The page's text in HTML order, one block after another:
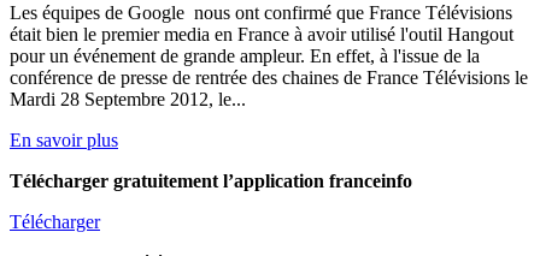
Les équipes de Google nous ont confirmé que France Télévisions
était bien le premier media en France à avoir utilisé l'outil Hangout
pour un événement de grande ampleur. En effet, à l'issue de la
conférence de presse de rentrée des chaines de France Télévisions le
Mardi 28 Septembre 2012, le...
En savoir plus
Télécharger gratuitement l’application franceinfo
Télécharger